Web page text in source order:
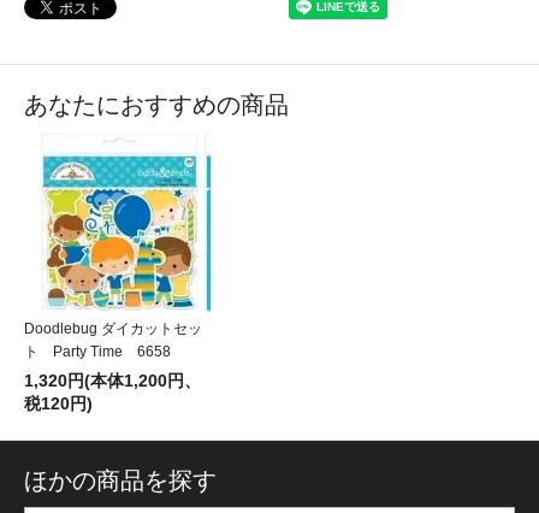
あなたにおすすめの商品
Doodlebug ダイカットセッ
ト Party Time 6658
1,320円(本体1,200円、
税120円)
ほかの商品を探す